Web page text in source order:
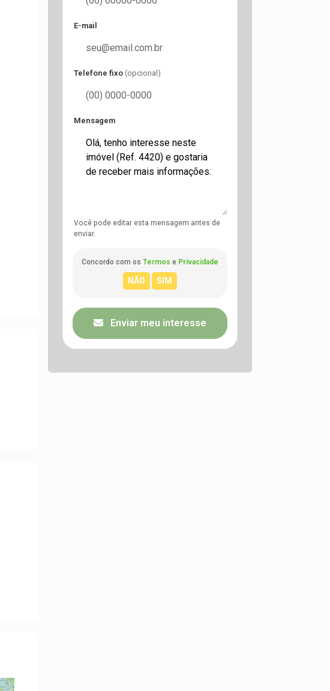
E-mail
Telefone fixo (opcional)
Mensagem
Você pode editar esta mensagem antes de
enviar.
Concordo com os Termos e Privacidade
Enviar meu interesse